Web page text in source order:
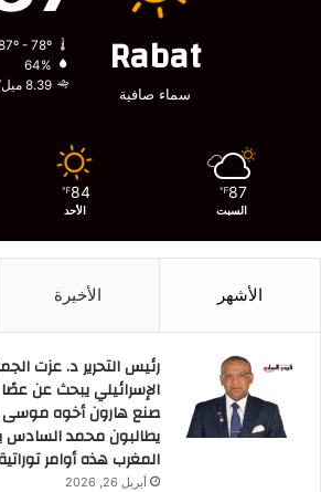
Rabat
سماء صافية
87º - 78º
64%
8.39 ميل/ساعة
87
℉
السبت
84
℉
الأحد
الأشهر الأخيرة
رئيس التحرير د. عزت
الإسرائيلي يبحث عن
صنع هارون أخوه
يطالبون محمد
المغرب هذه أوامر
أبريل 26, 2026